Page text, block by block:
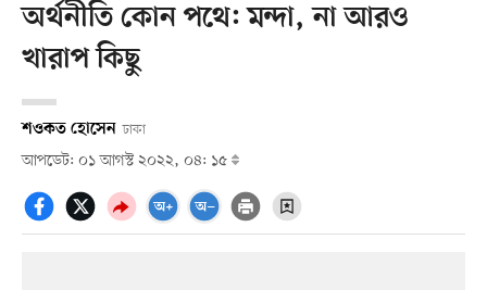
অর্থনীতি কোন পথে: মন্দা, না আরও
খারাপ কিছু
শওকত হোসেন ঢাকা
আপডেট: ০১ আগস্ট ২০২২, ০৪: ১৫